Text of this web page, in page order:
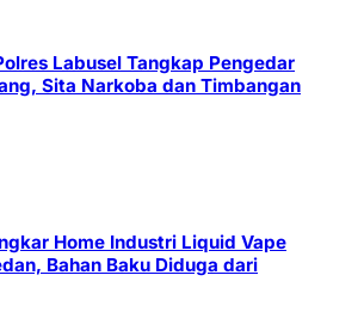
Labusel Tangkap Pengedar
Sita Narkoba dan Timbangan
Home Industri Liquid Vape
Bahan Baku Diduga dari